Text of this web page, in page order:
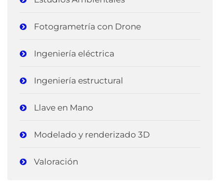
Fotogrametría con Drone
Ingeniería eléctrica
Ingeniería estructural
Llave en Mano
Modelado y renderizado 3D
Valoración